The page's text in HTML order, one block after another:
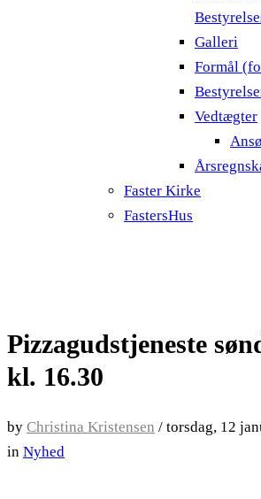
Galleri
Formål
Vedtægter
Faster Kirke
FastersHus
Pizzagudstjeneste
kl. 16.30
by Christina Kristensen / torsdag, 12
in Nyhed